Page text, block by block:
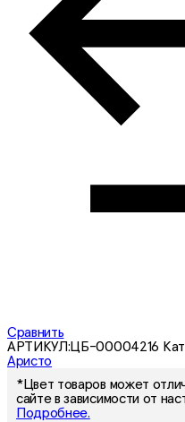
Сравнить
АРТИКУЛ:ЦБ-00004216
Аристо
*Цвет товаров может
сайте в зависимости от
Подробнее.